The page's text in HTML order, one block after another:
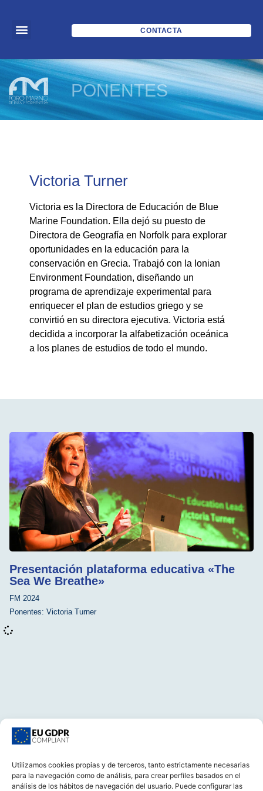
Utilizamos cookies propias y de terceros, tanto estrictamente necesarias
para la navegación como de análisis, para crear perfiles basados en el
análisis de los hábitos de navegación del usuario. Puede configurar las
CONTACTA
PONENTES
Victoria Turner
Victoria es la Directora de Educación de Blue
Marine Foundation. Ella dejó su puesto de
Directora de Geografía en Norfolk para explorar
oportunidades en la educación para la
conservación en Grecia. Trabajó con la Ionian
Environment Foundation, diseñando un
programa de aprendizaje experimental para
enriquecer el plan de estudios griego y se
convirtió en su directora ejecutiva. Victoria está
decidida a incorporar la alfabetización oceánica
a los planes de estudios de todo el mundo.
Presentación plataforma educativa «The
Sea We Breathe»
FM 2024
Ponentes: Victoria Turner
CONTACTA